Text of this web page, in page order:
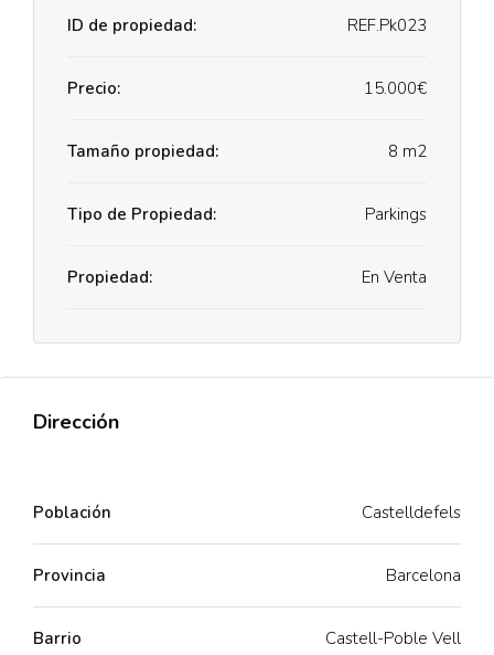
ID de propiedad: REF.Pk023
Precio: 15.000€
Tamaño propiedad: 8 m2
Tipo de Propiedad: Parkings
Propiedad: En Venta
Dirección
Población Castelldefels
Provincia Barcelona
Barrio Castell-Poble Vell